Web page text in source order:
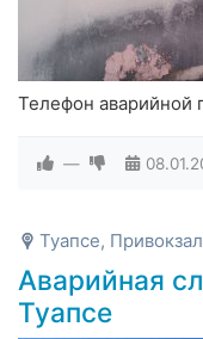
Телефон аварийной
—
Туапсе,
Аварийная
Туапсе